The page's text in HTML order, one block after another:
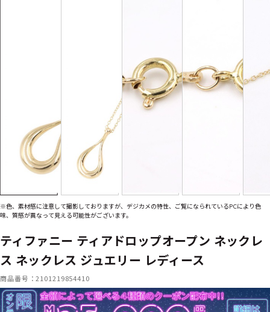
※色、素材感に注意して撮影しておりますが、デジカメの特性、ご覧になられているPCにより色
味、質感が異なって見える可能性がございます。
ティファニー ティアドロップオープン ネックレ
ス ネックレス ジュエリー レディース
商品番号：2101219854410